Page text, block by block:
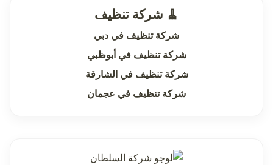
🧹 شركة تنظيف
شركة تنظيف في دبي
شركة تنظيف في أبوظبي
شركة تنظيف في الشارقة
شركة تنظيف في عجمان